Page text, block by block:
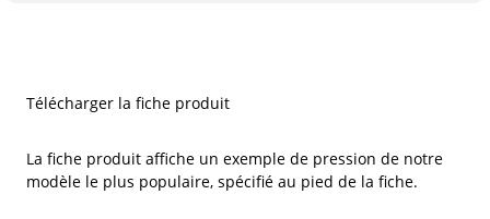
Télécharger la fiche produit
La fiche produit affiche un exemple de pression de notre
modèle le plus populaire, spécifié au pied de la fiche.